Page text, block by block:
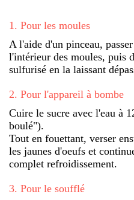
1 . Pour les moules
A l'aide d'un pinceau,
l'intérieur des moules, puis
sulfurisé en la laissant
2. Pour l'appareil à bombe
Cuire le sucre avec l'eau à
boulé").
Tout en fouettant, verser
les jaunes d'oeufs et
complet refroidissement.
3. Pour le soufflé